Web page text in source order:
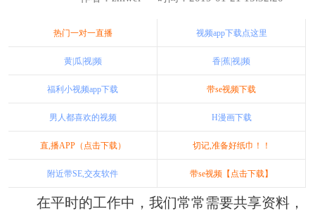
热门一对一直播 视频app下载点这里
黄|瓜|视|频 香|蕉|视|频
福利小视频app下载 带se视频下载
男人都喜欢的视频 H漫画下载
直,播APP（点击下载） 切记,准备好纸巾！！
附近带SE,交友软件 带se视频【点击下载】
在平时的工作中，我们常常需要共享资料，